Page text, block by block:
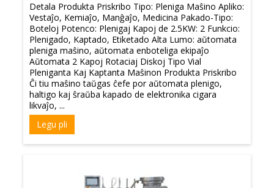
Detala Produkta Priskribo Tipo: Pleniga Maŝino Apliko:
Vestaĵo, Kemiaĵo, Manĝaĵo, Medicina Pakado-Tipo:
Boteloj Potenco: Plenigaj Kapoj de 2.5KW: 2 Funkcio:
Plenigado, Kaptado, Etiketado Alta Lumo: aŭtomata
pleniga maŝino, aŭtomata enboteliga ekipaĵo
Aŭtomata 2 Kapoj Rotaciaj Diskoj Tipo Vial
Pleniganta Kaj Kaptanta Maŝinon Produkta Priskribo
Ĉi tiu maŝino taŭgas ĉefe por aŭtomata plenigo,
haltigo kaj ŝraŭba kapado de elektronika cigara
likvaĵo, ...
Legu pli